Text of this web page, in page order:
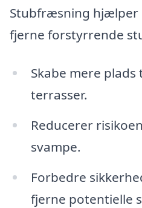
Stubfræsning hjælper
fjerne forstyrrende
Skabe mere
terrasser.
Reducerer
svampe.
Forbedre
fjerne potentielle